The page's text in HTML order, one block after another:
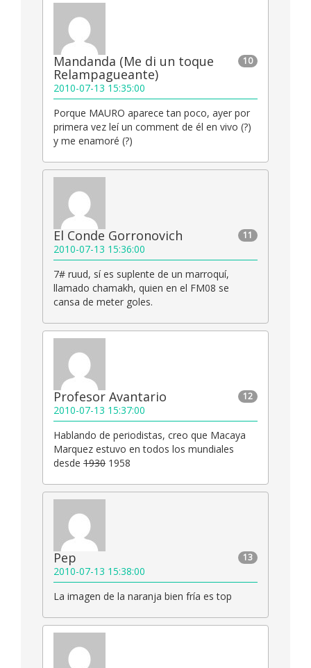
10
Mandanda (Me di un toque
Relampagueante)
2010-07-13 15:35:00
Porque MAURO aparece tan poco, ayer por
primera vez leí un comment de él en vivo (?)
y me enamoré (?)
11
El Conde Gorronovich
2010-07-13 15:36:00
7# ruud, sí es suplente de un marroquí,
llamado chamakh, quien en el FM08 se
cansa de meter goles.
12
Profesor Avantario
2010-07-13 15:37:00
Hablando de periodistas, creo que Macaya
Marquez estuvo en todos los mundiales
desde 1930 1958
13
Pep
2010-07-13 15:38:00
La imagen de la naranja bien fría es top